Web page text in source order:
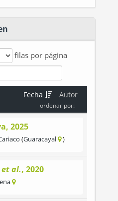
filas por página
Autor
Fecha
ordenar por:
2025
Guaracayal
et al., 2020